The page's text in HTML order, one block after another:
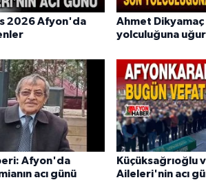
2026 Afyon'da
Ahmet Dikyamaç
yolculuğuna
Afyon'da
acı günü
Küçüksağrıoğlu
Aileleri'nin acı